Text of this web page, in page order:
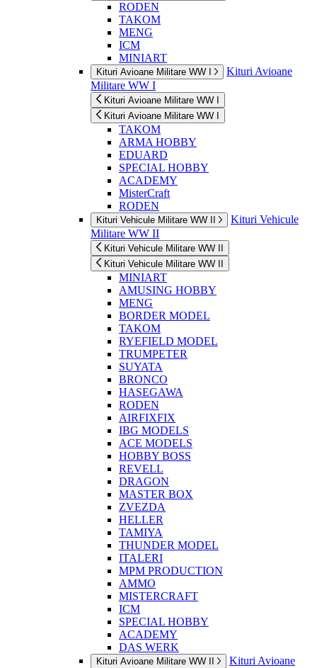
RODEN
TAKOM
MENG
ICM
MINIART
Kituri Avioane Militare WW I
Kituri Avioane
Militare WW I
Kituri Avioane Militare WW I
Kituri Avioane Militare WW I
TAKOM
ARMA HOBBY
EDUARD
SPECIAL HOBBY
ACADEMY
MisterCraft
RODEN
Kituri Vehicule Militare WW II
Kituri Vehicule
Militare WW II
Kituri Vehicule Militare WW II
Kituri Vehicule Militare WW II
MINIART
AMUSING HOBBY
MENG
BORDER MODEL
TAKOM
RYEFIELD MODEL
TRUMPETER
SUYATA
BRONCO
HASEGAWA
RODEN
AIRFIXFIX
IBG MODELS
ACE MODELS
HOBBY BOSS
REVELL
DRAGON
MASTER BOX
ZVEZDA
HELLER
TAMIYA
THUNDER MODEL
ITALERI
MPM PRODUCTION
AMMO
MISTERCRAFT
ICM
SPECIAL HOBBY
ACADEMY
DAS WERK
Kituri Avioane Militare WW II
Kituri Avioane